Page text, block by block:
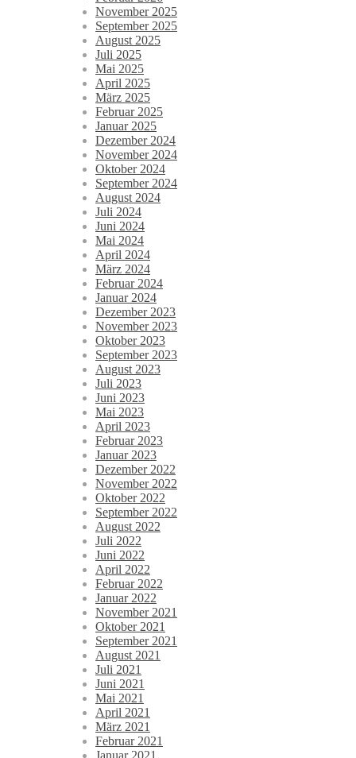
November 2025
September 2025
August 2025
Juli 2025
Mai 2025
April 2025
März 2025
Februar 2025
Januar 2025
Dezember 2024
November 2024
Oktober 2024
September 2024
August 2024
Juli 2024
Juni 2024
Mai 2024
April 2024
März 2024
Februar 2024
Januar 2024
Dezember 2023
November 2023
Oktober 2023
September 2023
August 2023
Juli 2023
Juni 2023
Mai 2023
April 2023
Februar 2023
Januar 2023
Dezember 2022
November 2022
Oktober 2022
September 2022
August 2022
Juli 2022
Juni 2022
April 2022
Februar 2022
Januar 2022
November 2021
Oktober 2021
September 2021
August 2021
Juli 2021
Juni 2021
Mai 2021
April 2021
März 2021
Februar 2021
Januar 2021